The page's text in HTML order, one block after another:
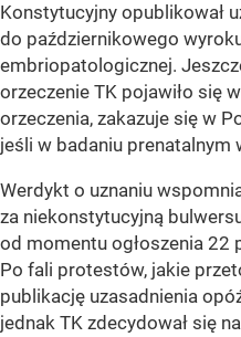
Konstytucyjny opublikował
do październikowego
embriopatologicznej.
orzeczenie TK pojawiło się
orzeczenia, zakazuje się w
jeśli w badaniu prenatalnym
Werdykt o uznaniu
za niekonstytucyjną
od momentu ogłoszenia 22
Po fali protestów, jakie
publikację uzasadnienia
jednak TK zdecydował się